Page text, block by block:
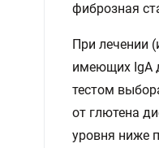
фиброзная
При лечении
имеющих IgА
тестом
от глютена
уровня ниже